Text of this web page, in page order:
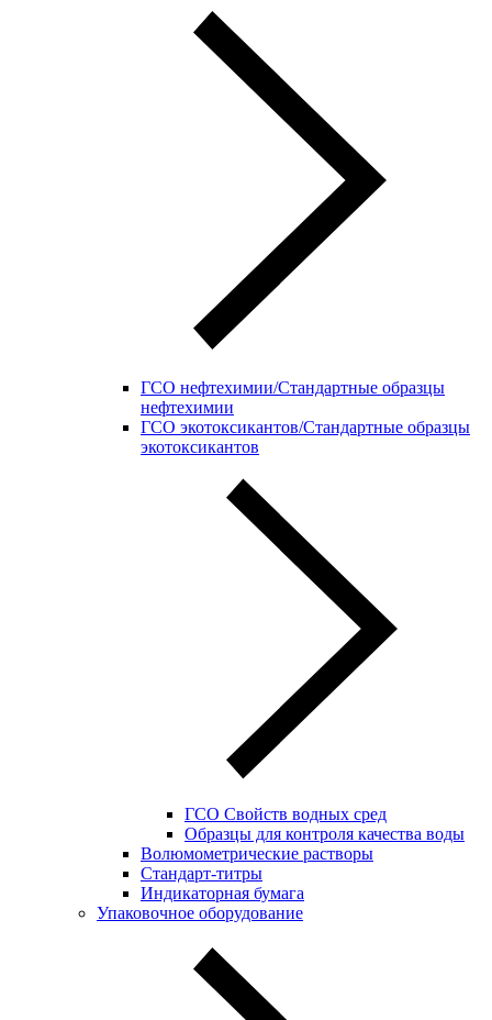
ГСО нефтехимии/Стандартные образцы
нефтехимии
ГСО экотоксикантов/Стандартные образцы
экотоксикантов
ГСО Свойств водных сред
Образцы для контроля качества воды
Волюмометрические растворы
Стандарт-титры
Индикаторная бумага
Упаковочное оборудование